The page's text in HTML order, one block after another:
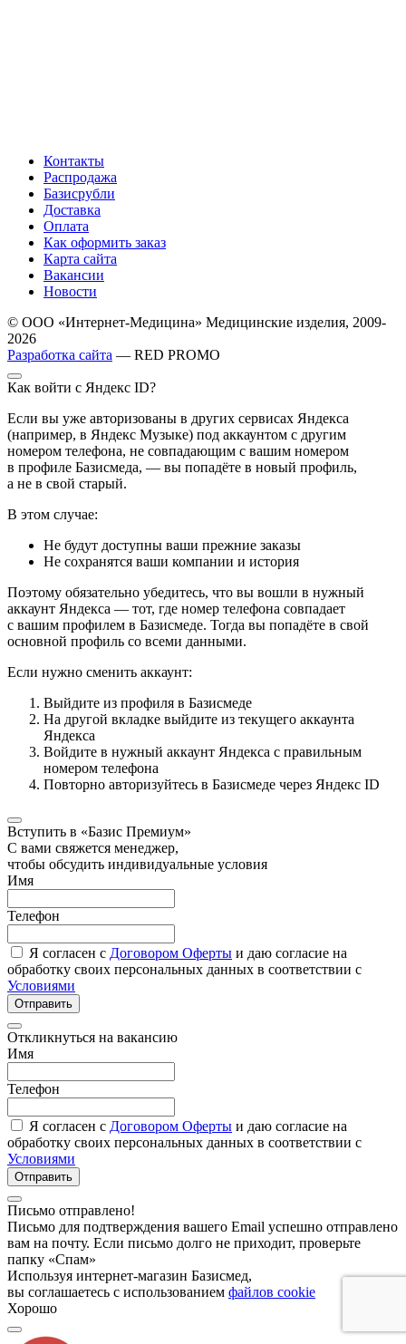
Контакты
Распродажа
Базисрубли
Доставка
Оплата
Как оформить заказ
Карта сайта
Вакансии
Новости
© ООО «Интернет-Медицина» Медицинские изделия, 2009-
2026
Разработка сайта — RED PROMO
Как войти с Яндекс ID?
Если вы уже авторизованы в других сервисах Яндекса
(например, в Яндекс Музыке) под аккаунтом с другим
номером телефона, не совпадающим с вашим номером
в профиле Базисмеда, — вы попадёте в новый профиль,
а не в свой старый.
В этом случае:
Не будут доступны ваши прежние заказы
Не сохранятся ваши компании и история
Поэтому обязательно убедитесь, что вы вошли в нужный
аккаунт Яндекса — тот, где номер телефона совпадает
с вашим профилем в Базисмеде. Тогда вы попадёте в свой
основной профиль со всеми данными.
Если нужно сменить аккаунт:
Выйдите из профиля в Базисмеде
На другой вкладке выйдите из текущего аккаунта
Яндекса
Войдите в нужный аккаунт Яндекса с правильным
номером телефона
Повторно авторизуйтесь в Базисмеде через Яндекс ID
Вступить в «Базис Премиум»
С вами свяжется менеджер,
чтобы обсудить индивидуальные условия
Имя
Телефон
Я согласен с Договором Оферты и даю согласие на
обработку своих персональных данных в соответствии с
Условиями
Отправить
Откликнуться на вакансию
Имя
Телефон
Я согласен с Договором Оферты и даю согласие на
обработку своих персональных данных в соответствии с
Условиями
Отправить
Письмо отправлено!
Письмо для подтверждения вашего Email успешно отправлено
вам на почту. Если письмо долго не приходит, проверьте
папку «Спам»
Используя интернет-магазин Базисмед,
вы соглашаетесь с использованием файлов cookie
Хорошо